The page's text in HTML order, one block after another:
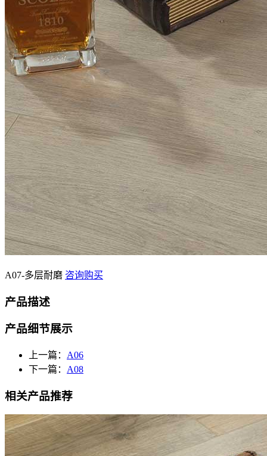
A07-多层耐磨 咨询购买
产品描述
产品细节展示
上一篇： A06
下一篇： A08
相关产品推荐